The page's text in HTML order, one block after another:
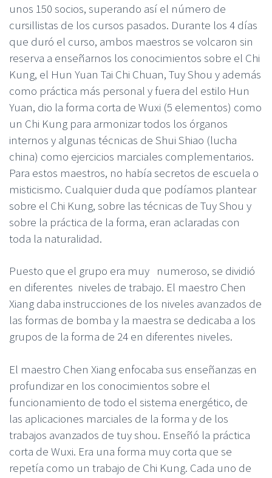
unos 150 socios, superando así el número de
cursillistas de los cursos pasados. Durante los 4 días
que duró el curso, ambos maestros se volcaron sin
reserva a enseñarnos los conocimientos sobre el Chi
Kung, el Hun Yuan Tai Chi Chuan, Tuy Shou y además
como práctica más personal y fuera del estilo Hun
Yuan, dio la forma corta de Wuxi (5 elementos) como
un Chi Kung para armonizar todos los órganos
internos y algunas técnicas de Shui Shiao (lucha
china) como ejercicios marciales complementarios.
Para estos maestros, no había secretos de escuela o
misticismo. Cualquier duda que podíamos plantear
sobre el Chi Kung, sobre las técnicas de Tuy Shou y
sobre la práctica de la forma, eran aclaradas con
toda la naturalidad.
Puesto que el grupo era muy numeroso, se dividió
en diferentes niveles de trabajo. El maestro Chen
Xiang daba instrucciones de los niveles avanzados de
las formas de bomba y la maestra se dedicaba a los
grupos de la forma de 24 en diferentes niveles.
El maestro Chen Xiang enfocaba sus enseñanzas en
profundizar en los conocimientos sobre el
funcionamiento de todo el sistema energético, de
las aplicaciones marciales de la forma y de los
trabajos avanzados de tuy shou. Enseñó la práctica
corta de Wuxi. Era una forma muy corta que se
repetía como un trabajo de Chi Kung. Cada uno de